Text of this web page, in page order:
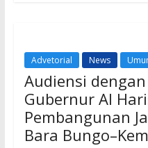
o
k
p
p
Advetorial News
Audiensi
Gubernur Al
Pembangunan
Bara